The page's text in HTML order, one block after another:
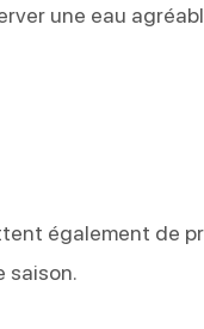
une eau
également de
saison.